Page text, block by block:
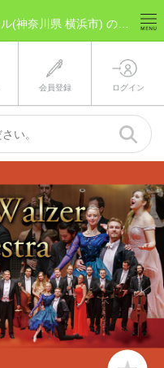
会員登録 ログイン